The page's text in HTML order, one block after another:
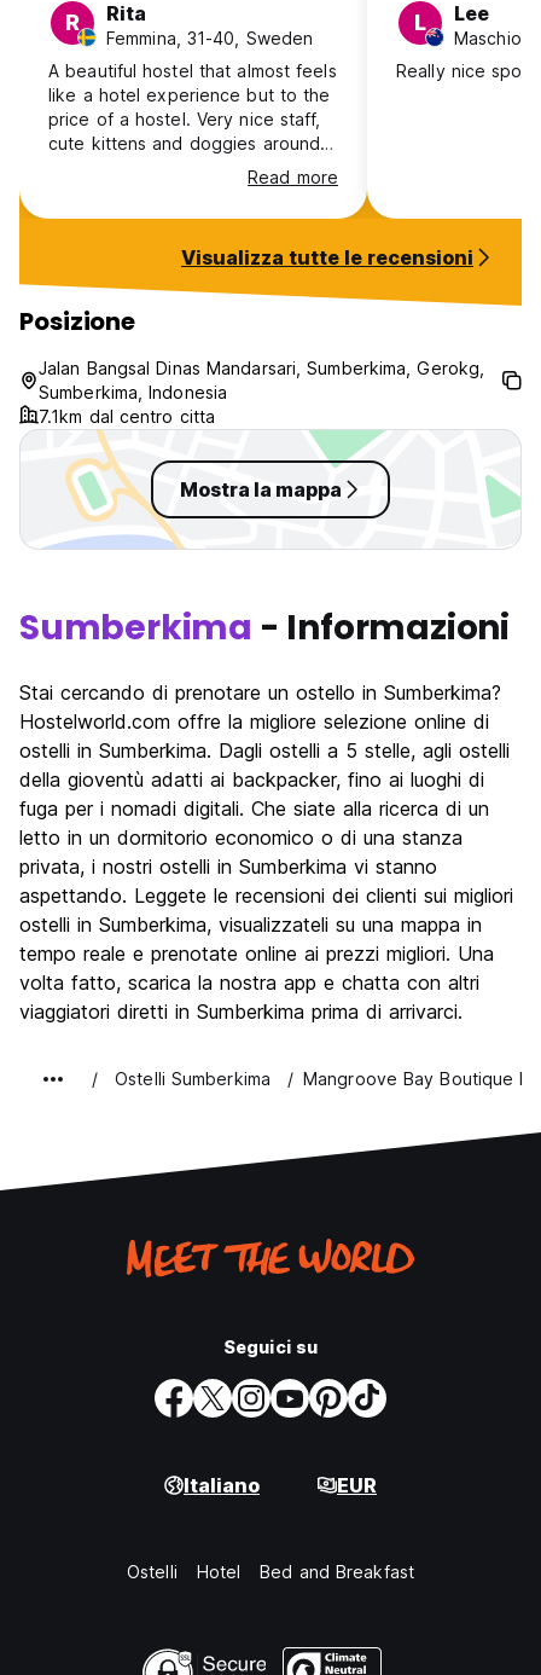
R Rita
Femmina, 31-40, Sweden
A beautiful hostel that almost feels
like a hotel experience but to the
price of a hostel. Very nice staff,
cute kittens and doggies around.
Great hostel for relaxing and
taking it easy. Met some nice
people here too who were also
Read more
L Lee
Really nice spot!
Visualizza tutte le recensioni
Posizione
Jalan Bangsal Dinas Mandarsari, Sumberkima, Gerokg,
Sumberkima, Indonesia
7.1km dal centro citta
Mostra la mappa
Sumberkima - Informazioni
Stai cercando di prenotare un ostello in Sumberkima?
Hostelworld.com offre la migliore selezione online di
ostelli in Sumberkima. Dagli ostelli a 5 stelle, agli ostelli
della gioventù adatti ai backpacker, fino ai luoghi di
fuga per i nomadi digitali. Che siate alla ricerca di un
letto in un dormitorio economico o di una stanza
privata, i nostri ostelli in Sumberkima vi stanno
aspettando. Leggete le recensioni dei clienti sui migliori
ostelli in Sumberkima, visualizzateli su una mappa in
tempo reale e prenotate online ai prezzi migliori. Una
volta fatto, scarica la nostra app e chatta con altri
viaggiatori diretti in Sumberkima prima di arrivarci.
Ostelli Sumberkima Mangroove Bay Boutique
Seguici su
Italiano EUR
Ostelli Hotel Bed and Breakfast